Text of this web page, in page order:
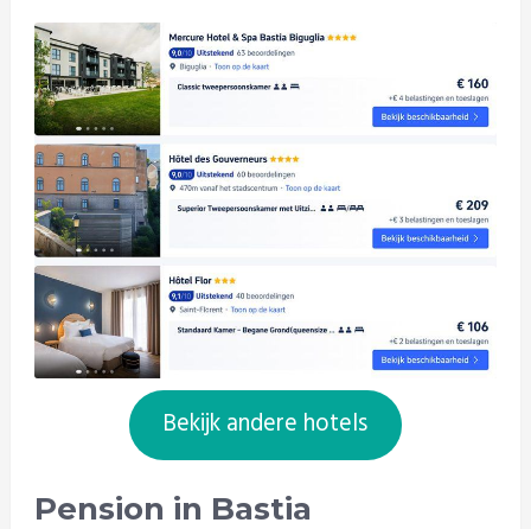
Bekijk andere hotels
Pension in Bastia